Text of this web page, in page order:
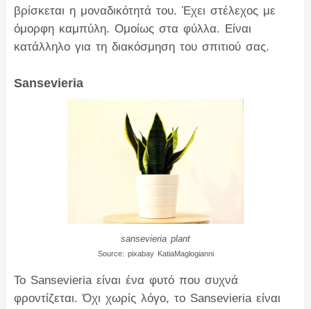
βρίσκεται η μοναδικότητά του. Έχει στέλεχος με
όμορφη καμπύλη. Ομοίως στα φύλλα. Είναι
κατάλληλο για τη διακόσμηση του σπιτιού σας.
Sansevieria
sansevieria plant
Source: pixabay KatiaMaglogianni
Το Sansevieria είναι ένα φυτό που συχνά
φροντίζεται. Όχι χωρίς λόγο, το Sansevieria είναι